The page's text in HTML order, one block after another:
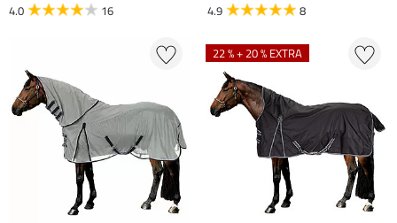
4.0 16 4.9 8
22 % + 20 % EXTRA